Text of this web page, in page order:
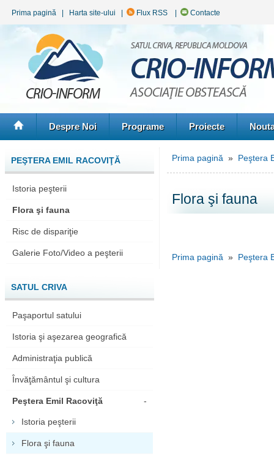
Prima pagină Harta site-ului Flux RSS Contacte
Despre Noi Programe Proiecte
PEŞTERA EMIL RACOVIŢĂ
Istoria peşterii
Flora şi fauna
Risc de dispariţie
Galerie Foto/Video a peşterii
SATUL CRIVA
Paşaportul satului
Istoria şi aşezarea geografică
Administraţia publică
Învăţământul şi cultura
Peştera Emil Racoviţă -
Istoria peşterii
Flora şi fauna
Prima pagină » Peştera
Flora şi fauna
Prima pagină » Peştera